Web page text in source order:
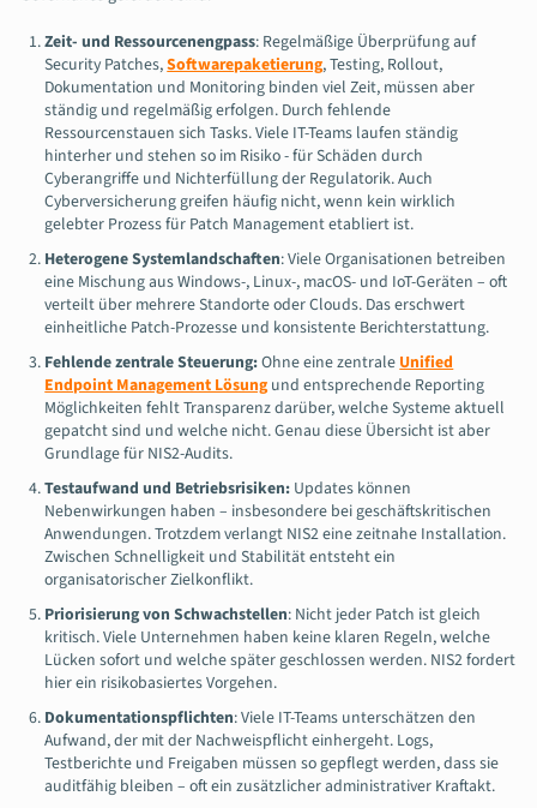
Zeit- und Ressourcenengpass: Regelmäßige Überprüfung auf
Security Patches,Softwarepaketierung, Testing, Rollout,
Dokumentation und Monitoring binden viel Zeit, müssen aber
ständig und regelmäßig erfolgen. Durch fehlende
Ressourcenstauen sich Tasks. Viele IT-Teams laufen ständig
hinterher und stehen so im Risiko - für Schäden durch
Cyberangriffe und Nichterfüllung der Regulatorik. Auch
Cyberversicherung greifen häufig nicht, wenn kein wirklich
gelebter Prozess für Patch Management etabliert ist.
Heterogene Systemlandschaften: Viele Organisationen betreiben
eine Mischung aus Windows-, Linux-, macOS- und IoT-Geräten – oft
verteilt über mehrere Standorte oder Clouds. Das erschwert
einheitliche Patch-Prozesse und konsistente Berichterstattung.
Fehlende zentrale Steuerung:Ohne eine zentraleUnified
Endpoint Management Lösungund entsprechende Reporting
Möglichkeiten fehlt Transparenz darüber, welche Systeme aktuell
gepatcht sind und welche nicht. Genau diese Übersicht ist aber
Grundlage für NIS2-Audits.
Testaufwand und Betriebsrisiken: Updates können
Nebenwirkungen haben – insbesondere bei geschäftskritischen
Anwendungen. Trotzdem verlangt NIS2 eine zeitnahe Installation.
Zwischen Schnelligkeit und Stabilität entsteht ein
organisatorischer Zielkonflikt.
Priorisierung von Schwachstellen: Nicht jeder Patch ist gleich
kritisch. Viele Unternehmen haben keine klaren Regeln, welche
Lücken sofort und welche später geschlossen werden. NIS2 fordert
hier ein risikobasiertes Vorgehen.
Dokumentationspflichten: Viele IT-Teams unterschätzen den
Aufwand, der mit der Nachweispflicht einhergeht. Logs,
Testberichte und Freigaben müssen so gepflegt werden, dass sie
auditfähig bleiben – oft ein zusätzlicher administrativer Kraftakt.